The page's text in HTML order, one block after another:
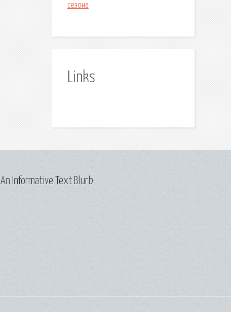
сезона
Links
An Informative Text Blurb